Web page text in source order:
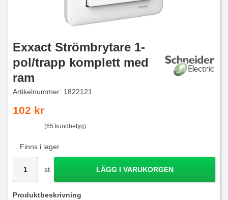
Exxact Strömbrytare 1-
pol/trapp komplett med
ram
Artikelnummer: 1822121
102 kr
(65 kundbetyg)
Finns i lager
st. LÄGG I VARUKORGEN
Produktbeskrivning